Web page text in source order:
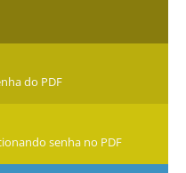
do PDF
senha no PDF